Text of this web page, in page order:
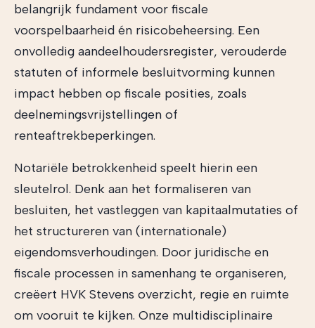
belangrijk fundament voor fiscale
voorspelbaarheid én risicobeheersing. Een
onvolledig aandeelhoudersregister, verouderde
statuten of informele besluitvorming kunnen
impact hebben op fiscale posities, zoals
deelnemingsvrijstellingen of
renteaftrekbeperkingen.
Notariële betrokkenheid speelt hierin een
sleutelrol. Denk aan het formaliseren van
besluiten, het vastleggen van kapitaalmutaties of
het structureren van (internationale)
eigendomsverhoudingen. Door juridische en
fiscale processen in samenhang te organiseren,
creëert HVK Stevens overzicht, regie en ruimte
om vooruit te kijken. Onze multidisciplinaire